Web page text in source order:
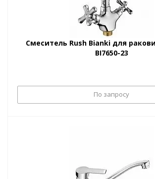
Смеситель Rush Bianki для
BI7650-23
По запросу